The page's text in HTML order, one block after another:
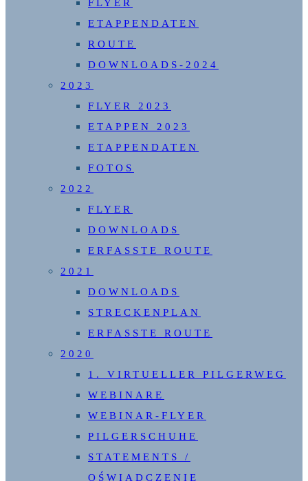
FLYER
ETAPPENDATEN
ROUTE
DOWNLOADS-2024
2023
FLYER 2023
ETAPPEN 2023
ETAPPENDATEN
FOTOS
2022
FLYER
DOWNLOADS
ERFASSTE ROUTE
2021
DOWNLOADS
STRECKENPLAN
ERFASSTE ROUTE
2020
1. VIRTUELLER PILGERWEG
WEBINARE
WEBINAR-FLYER
PILGERSCHUHE
STATEMENTS /
OŚWIADCZENIE